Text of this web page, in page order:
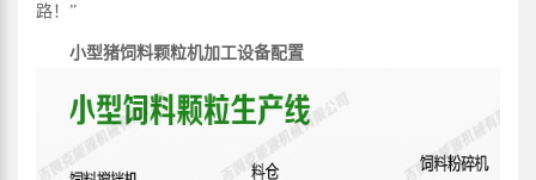
路！”
小型猪饲料颗粒机加工设备配置